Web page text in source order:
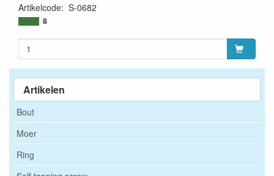
Artikelen
Bout
Moer
Ring
Artikelcode: S-0682
8